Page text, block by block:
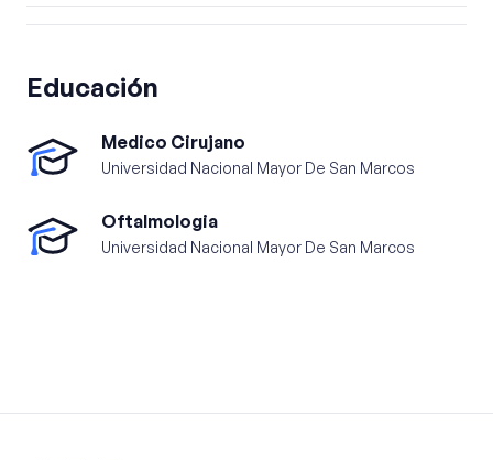
Educación
Medico Cirujano
Universidad Nacional Mayor De San Marcos
Oftalmologia
Universidad Nacional Mayor De San Marcos